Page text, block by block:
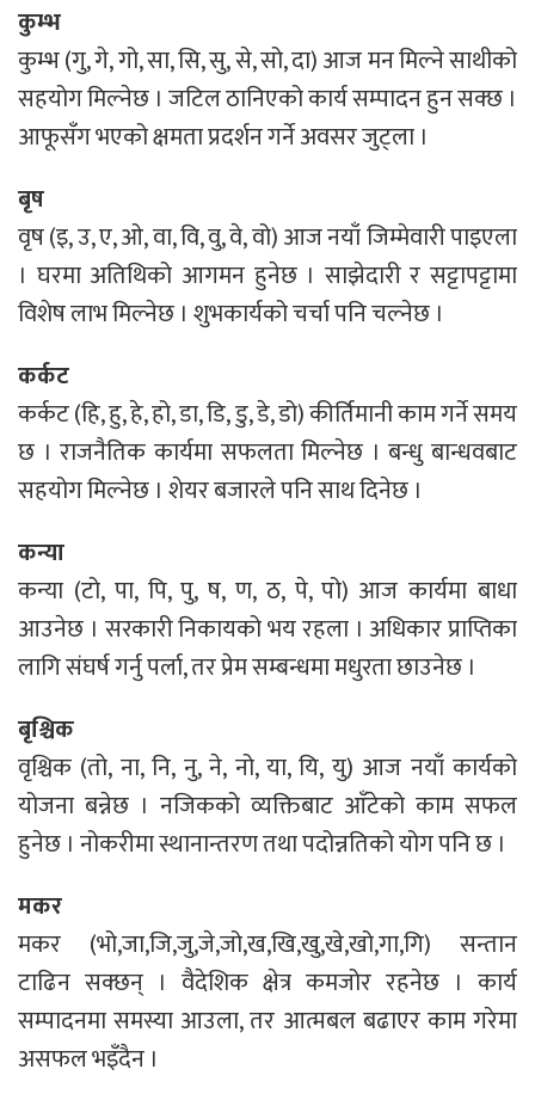
कुम्भ
कुम्भ (गु, गे, गो, सा, सि, सु, से, सो, दा) आज मन मिल्ने साथीको
सहयोग मिल्नेछ । जटिल ठानिएको कार्य सम्पादन हुन सक्छ ।
आफूसँग भएको क्षमता प्रदर्शन गर्ने अवसर जुट्ला ।
बृष
वृष (इ, उ, ए, ओ, वा, वि, वु, वे, वो) आज नयाँ जिम्मेवारी पाइएला
। घरमा अतिथिको आगमन हुनेछ । साझेदारी र सट्टापट्टामा
विशेष लाभ मिल्नेछ । शुभकार्यको चर्चा पनि चल्नेछ ।
कर्कट
कर्कट (हि, हु, हे, हो, डा, डि, डु, डे, डो) कीर्तिमानी काम गर्ने समय
छ । राजनैतिक कार्यमा सफलता मिल्नेछ । बन्धु बान्धवबाट
सहयोग मिल्नेछ । शेयर बजारले पनि साथ दिनेछ ।
कन्या
कन्या (टो, पा, पि, पु, ष, ण, ठ, पे, पो) आज कार्यमा बाधा
आउनेछ । सरकारी निकायको भय रहला । अधिकार प्राप्तिका
लागि संघर्ष गर्नु पर्ला, तर प्रेम सम्बन्धमा मधुरता छाउनेछ ।
बृश्चिक
वृश्चिक (तो, ना, नि, नु, ने, नो, या, यि, यु) आज नयाँ कार्यको
योजना बन्नेछ । नजिकको व्यक्तिबाट आँटेको काम सफल
हुनेछ । नोकरीमा स्थानान्तरण तथा पदोन्नतिको योग पनि छ ।
मकर
मकर (भो,जा,जि,जु,जे,जो,ख,खि,खु,खे,खो,गा,गि) सन्तान
टाढिन सक्छन् । वैदेशिक क्षेत्र कमजोर रहनेछ । कार्य
सम्पादनमा समस्या आउला, तर आत्मबल बढाएर काम गरेमा
असफल भइँदैन ।